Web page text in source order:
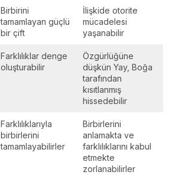
Birbirini
tamamlayan güçlü
bir çift
İlişkide otorite
mücadelesi
yaşanabilir
Farklılıklar denge
oluşturabilir
Özgürlüğüne
düşkün Yay, Boğa
tarafından
kısıtlanmış
hissedebilir
Farklılıklarıyla
birbirlerini
tamamlayabilirler
Birbirlerini
anlamakta ve
farklılıklarını kabul
etmekte
zorlanabilirler